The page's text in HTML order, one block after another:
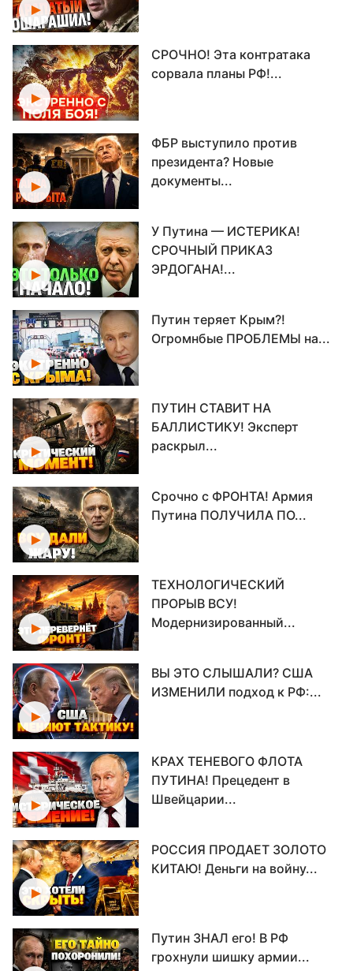
СРОЧНО! Эта контратака
сорвала планы РФ!...
ФБР выступило против
президента? Новые
документы...
У Путина — ИСТЕРИКА!
СРОЧНЫЙ ПРИКАЗ
ЭРДОГАНА!...
Путин теряет Крым?!
Огромнбые ПРОБЛЕМЫ на...
ПУТИН СТАВИТ НА
БАЛЛИСТИКУ! Эксперт
раскрыл...
Срочно с ФРОНТА! Армия
Путина ПОЛУЧИЛА ПО...
ТЕХНОЛОГИЧЕСКИЙ
ПРОРЫВ ВСУ!
Модернизированный...
ВЫ ЭТО СЛЫШАЛИ? США
ИЗМЕНИЛИ подход к РФ:...
КРАХ ТЕНЕВОГО ФЛОТА
ПУТИНА! Прецедент в
Швейцарии...
РОССИЯ ПРОДАЕТ ЗОЛОТО
КИТАЮ! Деньги на войну...
Путин ЗНАЛ его! В РФ
грохнули шишку армии...